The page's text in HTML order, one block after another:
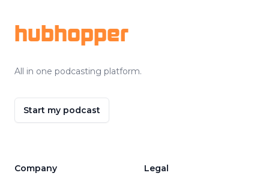
hubhopper
All in one podcasting platform.
Start my podcast
Company Legal